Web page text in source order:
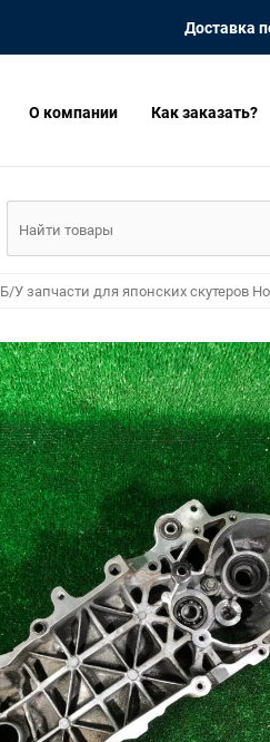
Доставка
О компании Как заказать?
Б/У запчасти для японских скутеров